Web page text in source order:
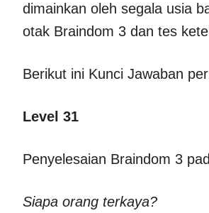
dimainkan oleh segala usia
otak Braindom 3 dan tes
Berikut ini Kunci Jawaban
Level 31
Penyelesaian Braindom 3
Siapa orang terkaya?